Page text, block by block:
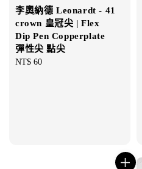
李奧納德 Leonardt - 41
crown 皇冠尖 | Flex
Dip Pen Copperplate
彈性尖 點尖
Regular
NT$ 60